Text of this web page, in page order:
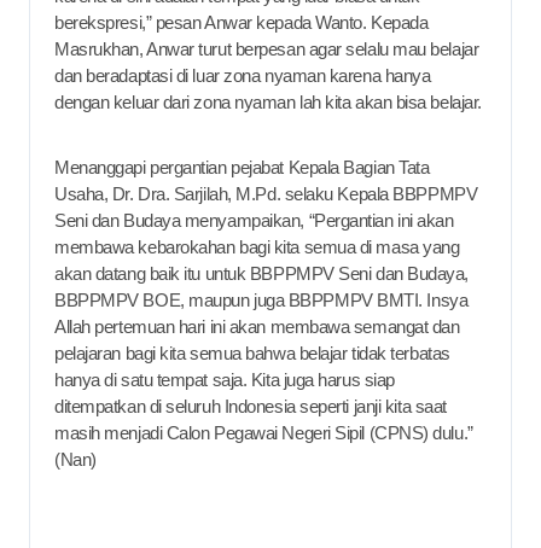
berekspresi,” pesan Anwar kepada Wanto. Kepada
Masrukhan, Anwar turut berpesan agar selalu mau belajar
dan beradaptasi di luar zona nyaman karena hanya
dengan keluar dari zona nyaman lah kita akan bisa belajar.
Menanggapi pergantian pejabat Kepala Bagian Tata
Usaha, Dr. Dra. Sarjilah, M.Pd. selaku Kepala BBPPMPV
Seni dan Budaya menyampaikan, “Pergantian ini akan
membawa kebarokahan bagi kita semua di masa yang
akan datang baik itu untuk BBPPMPV Seni dan Budaya,
BBPPMPV BOE, maupun juga BBPPMPV BMTI. Insya
Allah pertemuan hari ini akan membawa semangat dan
pelajaran bagi kita semua bahwa belajar tidak terbatas
hanya di satu tempat saja. Kita juga harus siap
ditempatkan di seluruh Indonesia seperti janji kita saat
masih menjadi Calon Pegawai Negeri Sipil (CPNS) dulu.”
(Nan)